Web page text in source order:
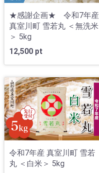
★感謝企画★ 令和7年産
真室川町 雪若丸 ＜無洗米
＞ 5kg
12,500 pt
令和7年産 真室川町 雪若
丸 ＜白米＞ 5kg